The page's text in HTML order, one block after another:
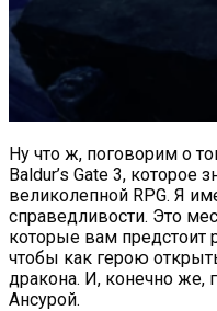
Ну что ж, поговорим о
Baldur’s Gate 3, которое
великолепной RPG. Я
справедливости. Это
которые вам предстоит
чтобы как герою
дракона. И, конечно же,
Ансурой.